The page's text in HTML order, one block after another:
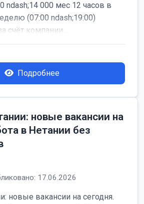
ndash;14 000 мес 12 часов в
(07:00 ndash;19:00)
счёт компании ...
Подробнее
новые вакансии на
в Нетании без
17.06.2026
новые вакансии на сегодня.